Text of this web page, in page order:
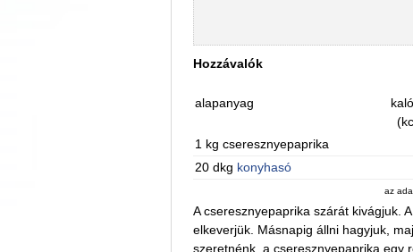
Hozzávalók
alapanyag
1 kg cseresznyepaprika
20 dkg konyhasó
az
A cseresznyepaprika szárát kivágjuk.
elkeverjük. Másnapig állni hagyjuk,
szeretnénk, a cseresznyepaprika egy